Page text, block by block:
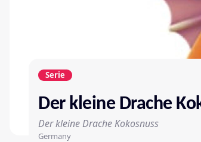
Serie
Der kleine Drache
Der kleine Drache Kokosnuss
Germany